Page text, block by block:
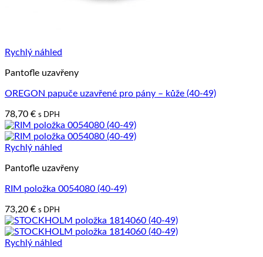
Rychlý náhled
Pantofle uzavřeny
OREGON papuče uzavřené pro pány – kůže (40-49)
78,70 € s DPH
Rychlý náhled
Pantofle uzavřeny
RIM položka 0054080 (40-49)
73,20 € s DPH
Rychlý náhled